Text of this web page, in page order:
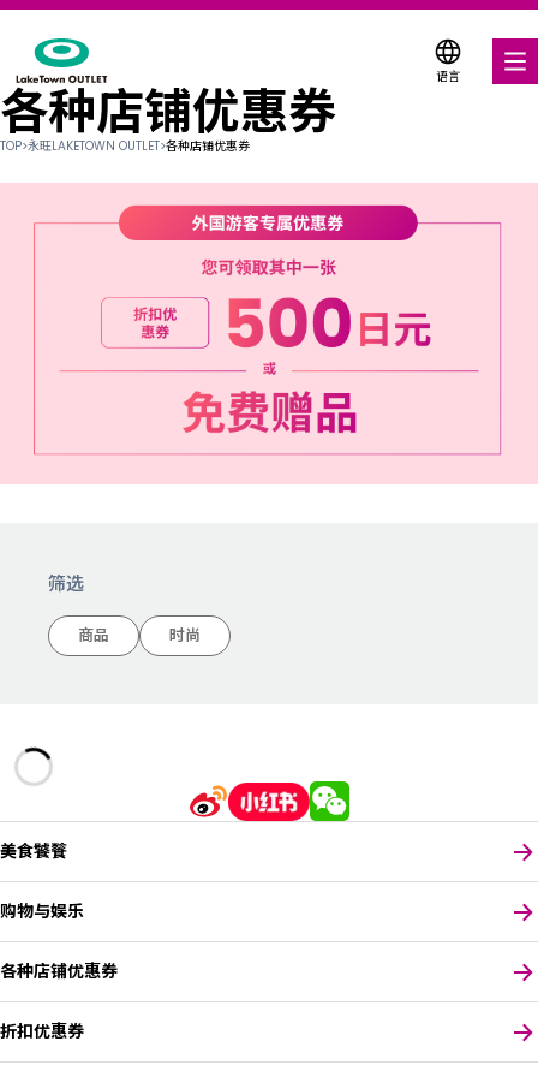
语言
美食饕餮
各种店铺优惠券
各种店铺优惠券
TOP>永旺LAKETOWN OUTLET>各种店铺优惠券
筛选
商品 时尚
美食饕餮
购物与娱乐
各种店铺优惠券
折扣优惠券